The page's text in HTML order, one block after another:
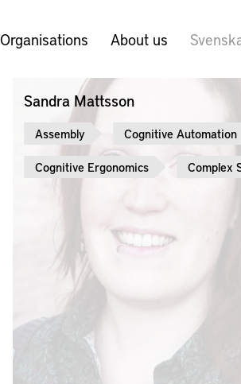
Organisations About us
Sandra Mattsson
Assembly Cognitive Automation
Cognitive Ergonomics Complex